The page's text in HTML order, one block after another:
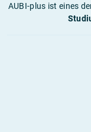
AUBI-plus ist eines